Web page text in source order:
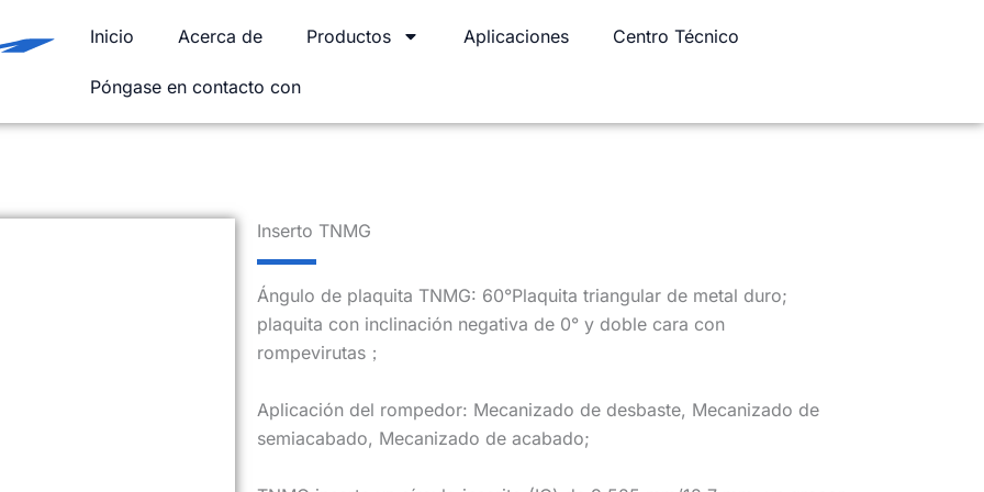
Inicio Acerca de Productos Aplicaciones Centro Técnico
Póngase en contacto con
Inserto TNMG
Ángulo de plaquita TNMG: 60°Plaquita triangular de metal duro;
plaquita con inclinación negativa de 0° y doble cara con
rompevirutas；
Aplicación del rompedor: Mecanizado de desbaste, Mecanizado de
semiacabado, Mecanizado de acabado;